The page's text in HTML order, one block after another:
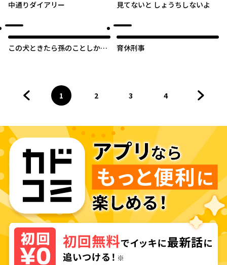
中通りダイアリー 見てないと しょうちしないよ
この犬ときたら孫のことしか考
育休刑事
前のページへページ
1
へ
2
3
4